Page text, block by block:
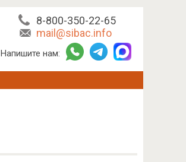
8-800-350-22-65
mail@sibac.info
Напишите нам: